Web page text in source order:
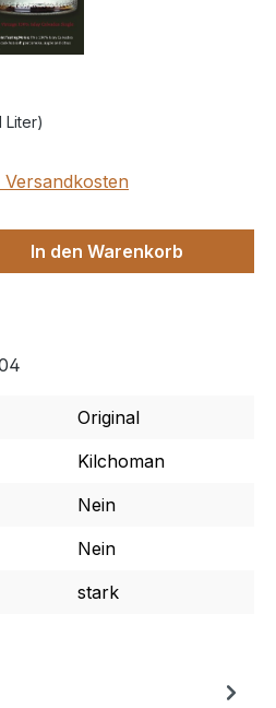
Liter)
Gib den
In den Warenkorb
Original
Kilchoman
Nein
Nein
stark